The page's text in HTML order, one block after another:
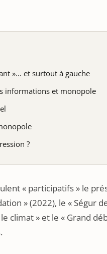
»… et surtout à gauche
informations et monopole
?
« participatifs » le
» (2022), le « Ségur
climat » et le « Grand